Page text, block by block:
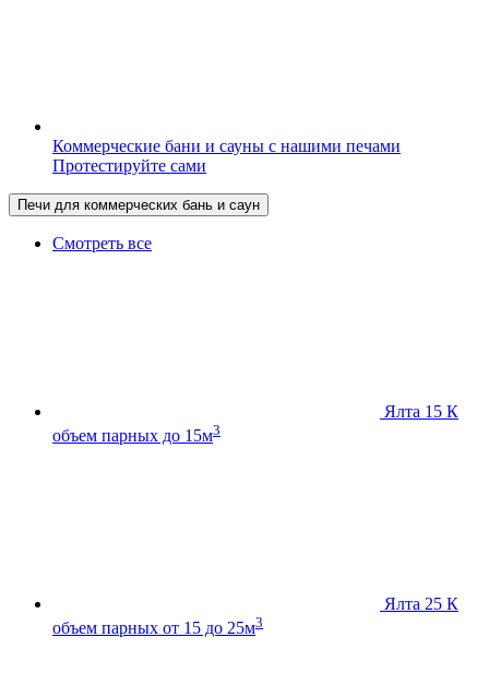
Коммерческие бани и сауны с нашими печами
Протестируйте сами
Печи для коммерческих бань и саун
Смотреть все
Ялта 15 К
объем парных до 15м3
Ялта 25 К
объем парных от 15 до 25м3